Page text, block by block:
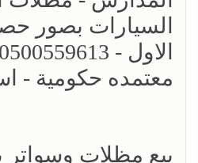
السيارات بصور
معتمده حكومية -
بيع مظلات وسواتر